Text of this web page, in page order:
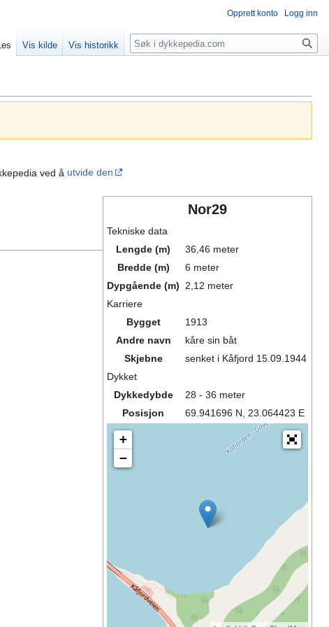
ved å utvide den
Nor29
Tekniske data
Lengde (m)
36,46 meter
Bredde (m)
6 meter
Dypgående (m)
2,12 meter
Karriere
Bygget
1913
Andre navn
kåre sin båt
Skjebne
senket i Kåfjord 15.09.1944
Dykket
Dykkedybde
28 - 36 meter
Posisjon
69.941696 N, 23.064423 E
+
−
Opprett konto Logg inn
Vis kilde Vis historikk Søk